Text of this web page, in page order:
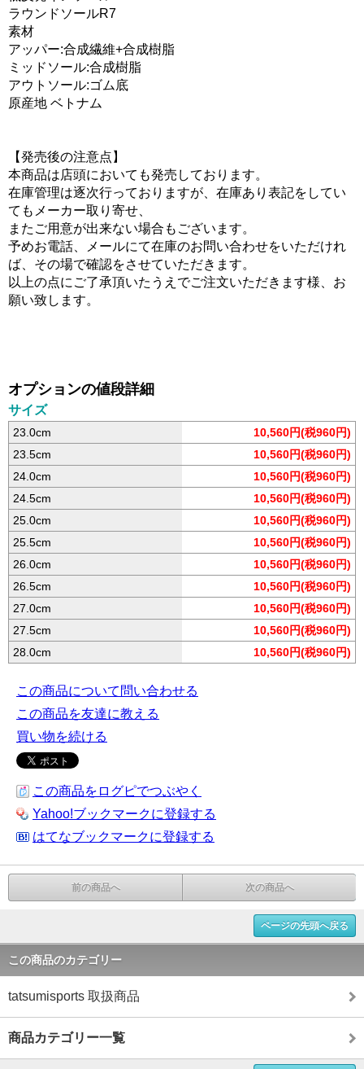
ラウンドソールR7
素材
アッパー:合成繊維+合成樹脂
ミッドソール:合成樹脂
アウトソール:ゴム底
原産地 ベトナム
【発売後の注意点】
本商品は店頭においても発売しております。
在庫管理は逐次行っておりますが、在庫あり表記をしてい
てもメーカー取り寄せ、
またご用意が出来ない場合もございます。
予めお電話、メールにて在庫のお問い合わせをいただけれ
ば、その場で確認をさせていただきます。
以上の点にご了承頂いたうえでご注文いただきます様、お
願い致します。
オプションの値段詳細
サイズ
23.0cm
10,560円(税960円)
23.5cm
10,560円(税960円)
24.0cm
10,560円(税960円)
24.5cm
10,560円(税960円)
25.0cm
10,560円(税960円)
25.5cm
10,560円(税960円)
26.0cm
10,560円(税960円)
26.5cm
10,560円(税960円)
27.0cm
10,560円(税960円)
27.5cm
10,560円(税960円)
28.0cm
10,560円(税960円)
この商品について問い合わせる
この商品を友達に教える
買い物を続ける
この商品をログピでつぶやく
Yahoo!ブックマークに登録する
はてなブックマークに登録する
前の商品へ 次の商品へ
ページの先頭へ戻る
この商品のカテゴリー
tatsumisports 取扱商品
商品カテゴリー一覧